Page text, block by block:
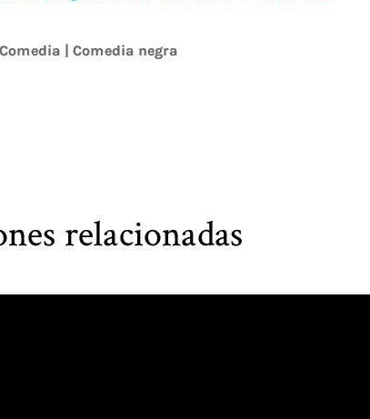
Comedia |Comedia negra
relacionadas